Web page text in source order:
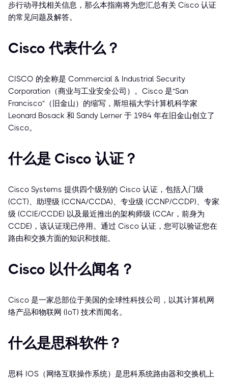
步行动寻找相关信息，那么本指南将为您汇总有关 Cisco 认证
的常见问题及解答。
Cisco 代表什么？
CISCO 的全称是 Commercial & Industrial Security
Corporation（商业与工业安全公司）。Cisco 是“San
Francisco”（旧金山）的缩写，斯坦福大学计算机科学家
Leonard Bosack 和 Sandy Lerner 于 1984 年在旧金山创立了
Cisco。
什么是 Cisco 认证？
Cisco Systems 提供四个级别的 Cisco 认证，包括入门级
(CCT)、助理级 (CCNA/CCDA)、专业级 (CCNP/CCDP)、专家
级 (CCIE/CCDE) 以及最近推出的架构师级 (CCAr，前身为
CCDE)，该认证现已停用。通过 Cisco 认证，您可以验证您在
路由和交换方面的知识和技能。
Cisco 以什么闻名？
Cisco 是一家总部位于美国的全球性科技公司，以其计算机网
络产品和物联网 (IoT) 技术而闻名。
什么是思科软件？
思科 IOS（网络互联操作系统）是思科系统路由器和交换机上